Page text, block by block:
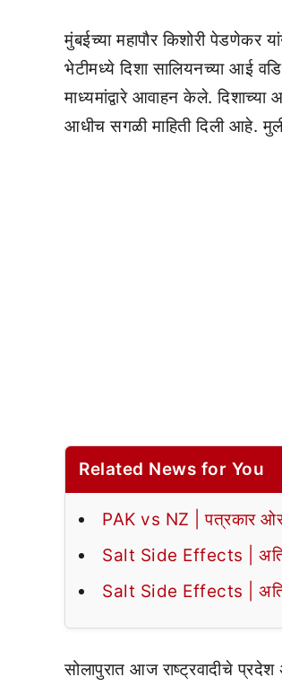
मुंबईच्या महापौर किशोरी पेडणेकर
भेटीमध्ये दिशा सालियनच्या आई
माध्यमांद्वारे आवाहन केले.
आधीच सगळी माहिती दिली आहे.
Related News for You
PAK vs NZ | पत्रकार
Salt Side Effects |
Salt Side Effects |
सोलापुरात आज राष्ट्रवादीचे